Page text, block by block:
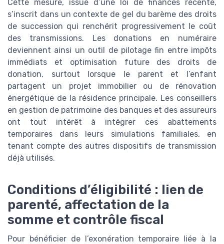
Cette mesure, issue d’une loi de finances récente,
s’inscrit dans un contexte de gel du barème des droits
de succession qui renchérit progressivement le coût
des transmissions. Les donations en numéraire
deviennent ainsi un outil de pilotage fin entre impôts
immédiats et optimisation future des droits de
donation, surtout lorsque le parent et l’enfant
partagent un projet immobilier ou de rénovation
énergétique de la résidence principale. Les conseillers
en gestion de patrimoine des banques et des assureurs
ont tout intérêt à intégrer ces abattements
temporaires dans leurs simulations familiales, en
tenant compte des autres dispositifs de transmission
déjà utilisés.
Conditions d’éligibilité : lien de
parenté, affectation de la
somme et contrôle fiscal
Pour bénéficier de l’exonération temporaire liée à la